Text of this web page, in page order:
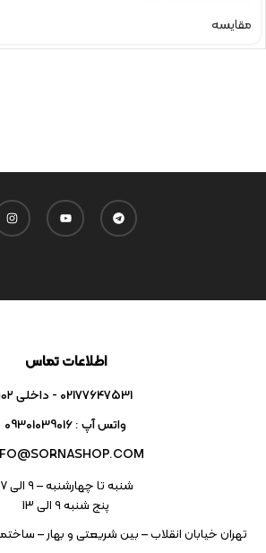
مقایسه
اطلاعات تماس
02177647531 - داخلی ۱۰۲
واتس آپ : 09301039016
شنبه تا چهارشنبه – ۹ الی 17
پنج شنبه ۹ الی 13
تهران خیابان انقلاب – بین شریعتی و بهار –